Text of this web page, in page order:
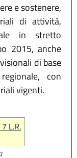
e sostenere,
di attività,
in stretto
2015, anche
di base
con
vigenti.
L.R.